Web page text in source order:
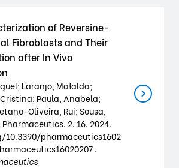
of Reversine-
Fibroblasts and Their
after In Vivo
Laranjo, Mafalda;
Paula, Anabela;
Oliveira, Rui; Sousa,
2. 16. 2024.
pharmaceutics1602
.